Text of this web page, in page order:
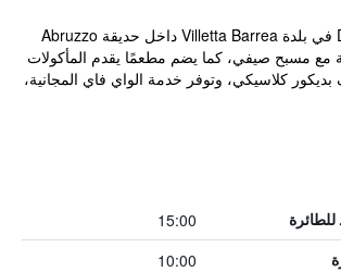
يقع فندق Degli Olmi في بلدة Villetta Barrea داخل حديقة Abruzzo
مع مسبح صيفي، كما يضم مطعمًا يقدم المأكولات
بديكور كلاسيكي، وتوفر خدمة الواي فاي المجانية،
15:00
10:00